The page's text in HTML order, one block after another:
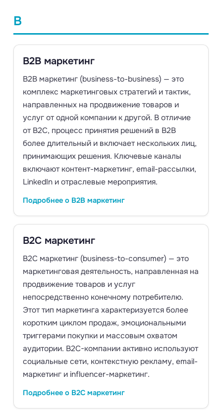
B
B2B маркетинг
B2B маркетинг (business-to-business) — это
комплекс маркетинговых стратегий и тактик,
направленных на продвижение товаров и
услуг от одной компании к другой. В отличие
от B2C, процесс принятия решений в B2B
более длительный и включает нескольких лиц,
принимающих решения. Ключевые каналы
включают контент-маркетинг, email-рассылки,
LinkedIn и отраслевые мероприятия.
Подробнее о B2B маркетинг
B2C маркетинг
B2C маркетинг (business-to-consumer) — это
маркетинговая деятельность, направленная на
продвижение товаров и услуг
непосредственно конечному потребителю.
Этот тип маркетинга характеризуется более
коротким циклом продаж, эмоциональными
триггерами покупки и массовым охватом
аудитории. B2C-компании активно используют
социальные сети, контекстную рекламу, email-
маркетинг и influencer-маркетинг.
Подробнее о B2C маркетинг